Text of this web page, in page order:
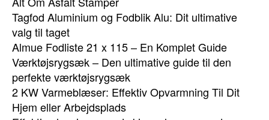
Tagfod Aluminium og Fodblik Alu: Dit ultimative
valg til taget
Almue Fodliste 21 x 115 – En Komplet Guide
Værktøjsrygsæk – Den ultimative guide til den
perfekte værktøjsrygsæk
2 KW Varmeblæser: Effektiv Opvarmning Til Dit
Hjem eller Arbejdsplads